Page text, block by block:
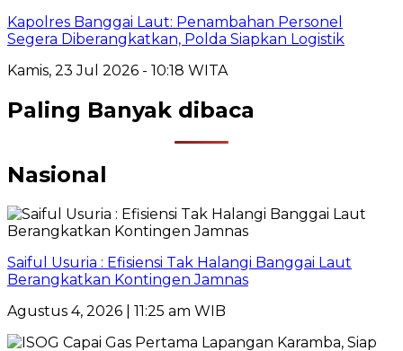
Kapolres Banggai Laut: Penambahan Personel
Segera Diberangkatkan, Polda Siapkan Logistik
Kamis, 23 Jul 2026 - 10:18 WITA
Paling Banyak dibaca
Nasional
Saiful Usuria : Efisiensi Tak Halangi Banggai Laut
Berangkatkan Kontingen Jamnas
Agustus 4, 2026 | 11:25 am WIB